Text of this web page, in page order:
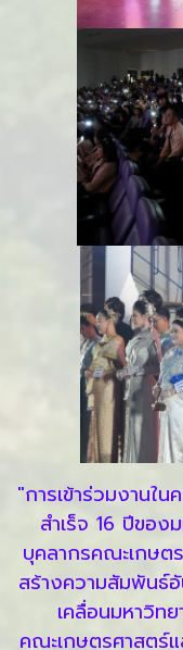
"การเข้าร่วมงานใ
สำเร็จ 16 ปีของ
บุคลากรคณะเกษต
สร้างความสัมพันธ์
เคลื่อนมหาวิท
คณะเกษตรศาสตร์